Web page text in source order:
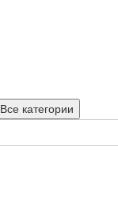
Все категории